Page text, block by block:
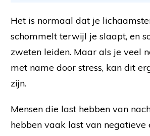
Het is normaal dat je
schommelt terwijl je slaapt, en
zweten leiden. Maar als je veel
met name door stress, kan dit
zijn.
Mensen die last hebben van
hebben vaak last van negatieve